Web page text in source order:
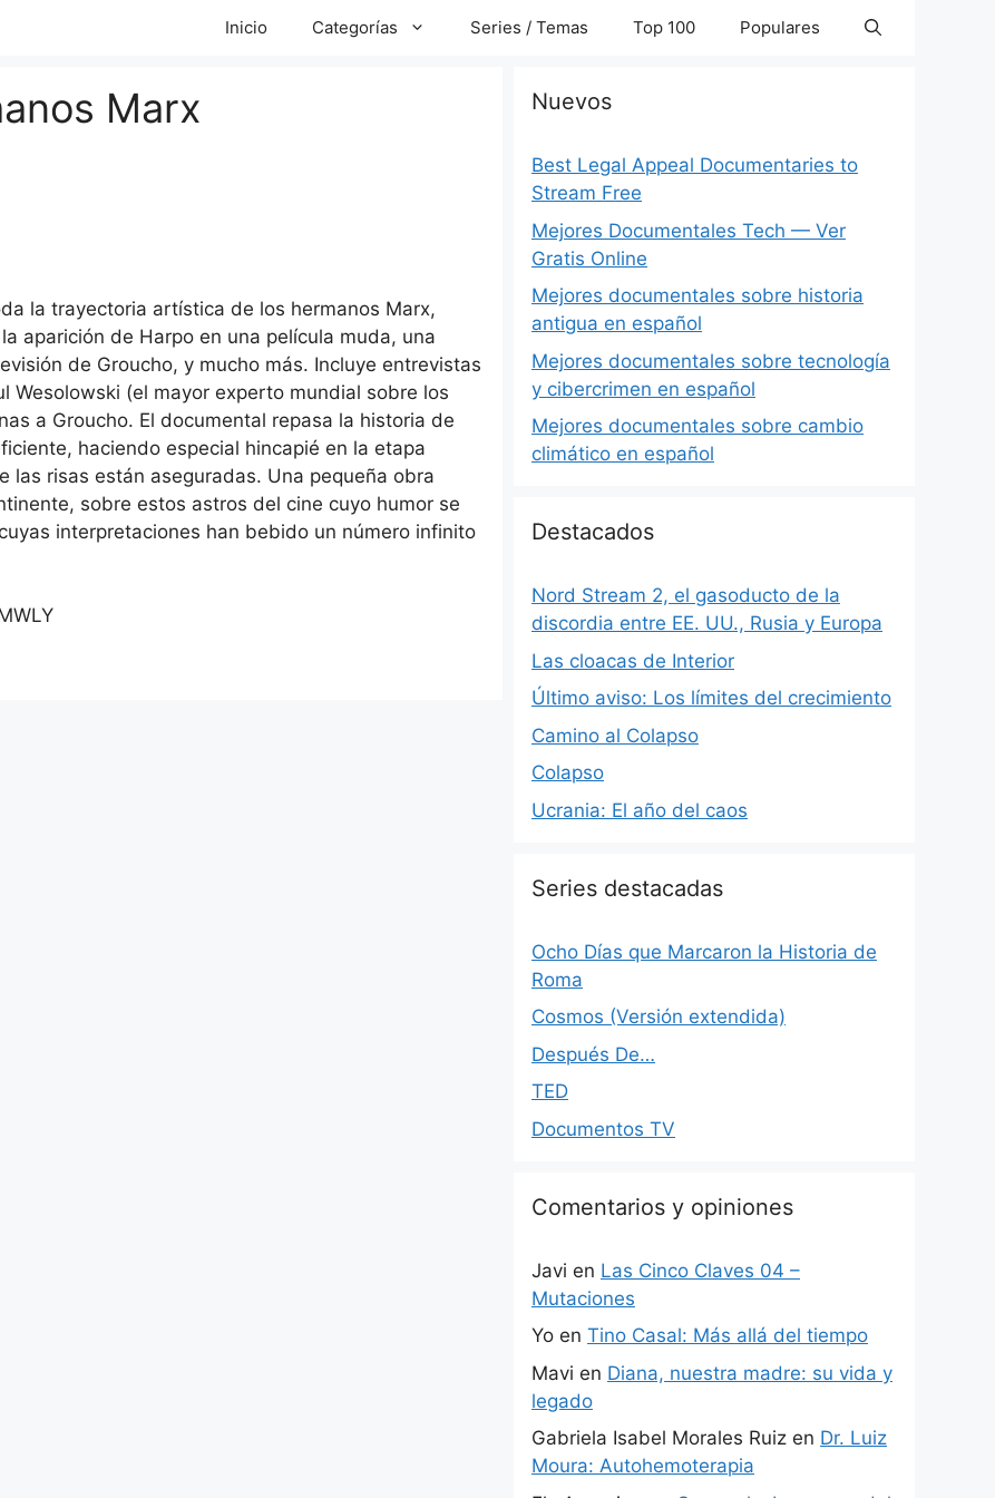
Inicio Categorías Series / Temas Top 100 Populares
Marx
la trayectoria artística de los hermanos Marx,
aparición de Harpo en una película muda, una
de Groucho, y mucho más. Incluye entrevistas
Wesolowski (el mayor experto mundial sobre los
a Groucho. El documental repasa la historia de
haciendo especial hincapié en la etapa
las risas están aseguradas. Una pequeña obra
sobre estos astros del cine cuyo humor se
interpretaciones han bebido un número infinito
Nuevos
Best Legal Appeal Documentaries to
Stream Free
Mejores Documentales Tech — Ver
Gratis Online
Mejores documentales sobre historia
antigua en español
Mejores documentales sobre tecnología
y cibercrimen en español
Mejores documentales sobre cambio
climático en español
Destacados
Nord Stream 2, el gasoducto de la
discordia entre EE. UU., Rusia y Europa
Las cloacas de Interior
Último aviso: Los límites del crecimiento
Camino al Colapso
Colapso
Ucrania: El año del caos
Series destacadas
Ocho Días que Marcaron la Historia de
Roma
Cosmos (Versión extendida)
Después De…
TED
Documentos TV
Comentarios y opiniones
Javi en Las Cinco Claves 04 –
Mutaciones
Yo en Tino Casal: Más allá del tiempo
Mavi en Diana, nuestra madre: su vida y
legado
Gabriela Isabel Morales Ruiz en Dr. Luiz
Moura: Autohemoterapia